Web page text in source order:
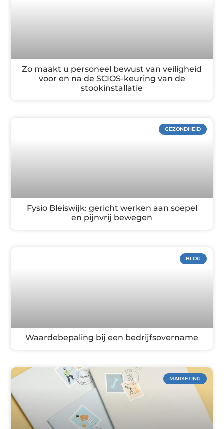
Zo maakt u personeel bewust van veiligheid
voor en na de SCIOS-keuring van de
stookinstallatie
GEZONDHEID
Fysio Bleiswijk: gericht werken aan soepel
en pijnvrij bewegen
BLOG
Waardebepaling bij een bedrijfsovername
MARKETING